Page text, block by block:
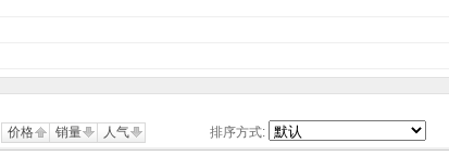
价格 销量 人气 排序方式: